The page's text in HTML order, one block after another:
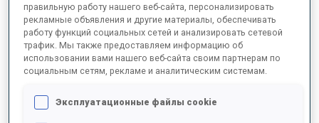
СТРЕЛЬБА ЛЕЖА
СТРЕЛЬБА СТОЯ
правильную работу нашего веб-сайта, персонализировать
рекламные объявления и другие материалы, обеспечивать
работу функций социальных сетей и анализировать сетевой
трафик. Мы также предоставляем информацию об
использовании вами нашего веб-сайта своим партнерам по
социальным сетям, рекламе и аналитическим системам.
Эксплуатационные файлы cookie